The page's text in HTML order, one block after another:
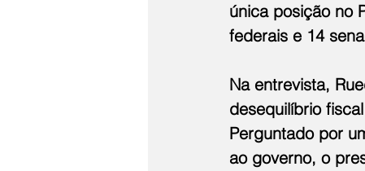
única posição no
federais e 14
Na entrevista,
desequilíbrio
Perguntado por
ao governo, o